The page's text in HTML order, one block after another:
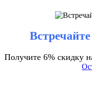
Получите 6% скидку